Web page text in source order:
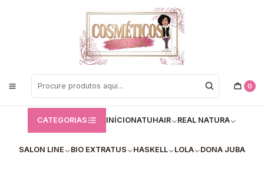
0
CATEGORIAS INÍCIONATUHAIR REAL NATURA
SALON LINE BIO EXTRATUS HASKELL LOLA DONA JUBA
Bem vindos a Loja de Cosméticos Rosa!
✅Champô Detox L'Oréal Profissional 300ml